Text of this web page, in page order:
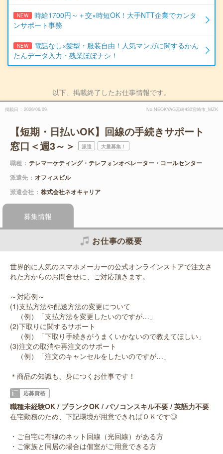
NEW
時給1700円～＋交×時短OK！大手NTT企業でカンタ
ンサポート事務
NEW
電話なし×髪型・服装自由！人気マンガに関するかん
たんデータ入力・残業ほぼナシ！
以下、掲載終了したお仕事情報です。
掲載日 2026/06/09 No.NEOKYAG宮崎430宮崎市_MZK
【短期・日払いOK】回線の手続きサポート
窓口＜週3～＞
派遣 大量募集！
職種
テレマーケティング・テレフォンオペレーター・コールセンター
派遣先
オフィスビル
派遣会社
株式会社ネオキャリア
募集情報
お仕事の概要
世界的に人気のスマホメーカーの公式オンラインストアで注文さ
れた方からのお問合せに、ご対応頂きます。
～対応例～
(1)支払方法や配送方法の変更について
（例）「支払方法を変更したいのですが…」
(2)下取りに関するサポート
（例）「下取り手続きがうまくいかないので教えてほしい」
(3)注文の取消や再注文のサポート
（例）「注文のキャンセルをしたいのですが…」
＊商品の知識も、身につくお仕事です！
応募資格
職種未経験OK / ブランクOK / パソコンスキル不要 / 英語力不要
在宅勤務のため、下記環境が用意できればＯＫです◎
・ご自宅に有線のネット回線（光回線）がある方
・ご家族と同居の場合は個室がご用意できる方